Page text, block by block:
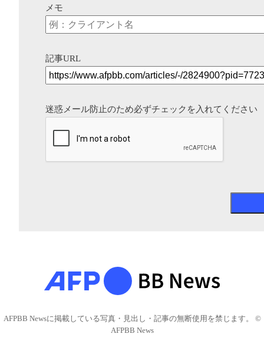
メモ
記事URL
迷惑メール防止のため必ずチェックを入れてください
AFPBB Newsに掲載している写真・見出し・記事の無断使用を禁じます。 ©
AFPBB News